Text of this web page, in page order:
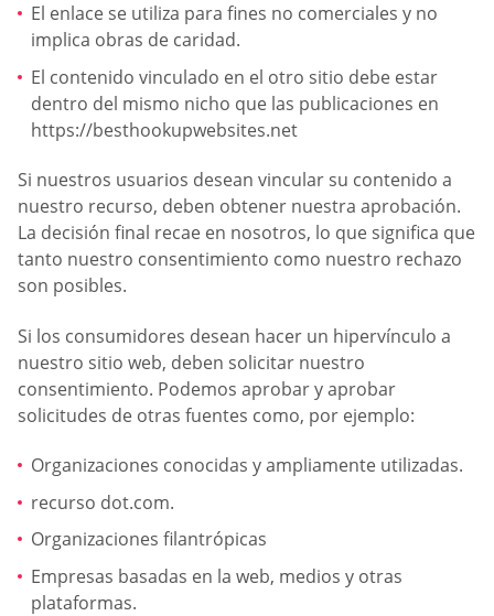
El enlace se utiliza para fines no comerciales y no
implica obras de caridad.
El contenido vinculado en el otro sitio debe estar
dentro del mismo nicho que las publicaciones en
https://besthookupwebsites.net
Si nuestros usuarios desean vincular su contenido a
nuestro recurso, deben obtener nuestra aprobación.
La decisión final recae en nosotros, lo que significa que
tanto nuestro consentimiento como nuestro rechazo
son posibles.
Si los consumidores desean hacer un hipervínculo a
nuestro sitio web, deben solicitar nuestro
consentimiento. Podemos aprobar y aprobar
solicitudes de otras fuentes como, por ejemplo:
Organizaciones conocidas y ampliamente utilizadas.
recurso dot.com.
Organizaciones filantrópicas
Empresas basadas en la web, medios y otras
plataformas.